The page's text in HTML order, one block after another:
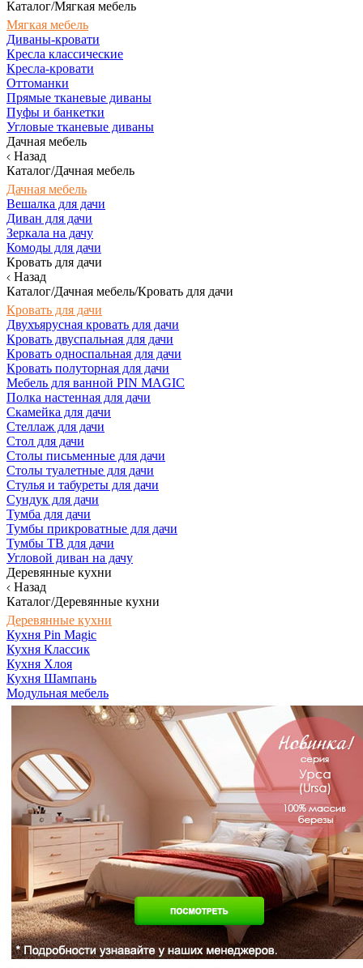
Каталог/Мягкая мебель
Мягкая мебель
Диваны-кровати
Кресла классические
Кресла-кровати
Оттоманки
Прямые тканевые диваны
Пуфы и банкетки
Угловые тканевые диваны
Дачная мебель
Назад
Каталог/Дачная мебель
Дачная мебель
Вешалка для дачи
Диван для дачи
Зеркала на дачу
Комоды для дачи
Кровать для дачи
Назад
Каталог/Дачная мебель/Кровать для дачи
Кровать для дачи
Двухъярусная кровать для дачи
Кровать двуспальная для дачи
Кровать односпальная для дачи
Кровать полуторная для дачи
Мебель для ванной PIN MAGIC
Полка настенная для дачи
Скамейка для дачи
Стеллаж для дачи
Стол для дачи
Столы письменные для дачи
Столы туалетные для дачи
Стулья и табуреты для дачи
Сундук для дачи
Тумба для дачи
Тумбы прикроватные для дачи
Тумбы ТВ для дачи
Угловой диван на дачу
Деревянные кухни
Назад
Каталог/Деревянные кухни
Деревянные кухни
Кухня Pin Magic
Кухня Классик
Кухня Хлоя
Кухня Шампань
Модульная мебель